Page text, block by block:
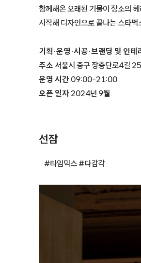
함께해온 오래된 기물이 장소의
시작해 디자인으로 끝나는 스타
기획·운영·시공·브랜딩 및 인
주소 서울시 중구 장충단로4길 25
운영 시간 09:00-21:00
오픈 일자 2024년 9월
선잠
#타임믹스 #다감각